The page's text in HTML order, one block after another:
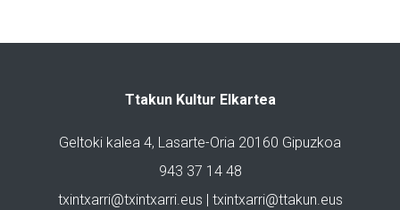
Ttakun Kultur Elkartea
Geltoki kalea 4, Lasarte-Oria 20160 Gipuzkoa
943 37 14 48
txintxarri@txintxarri.eus | txintxarri@ttakun.eus